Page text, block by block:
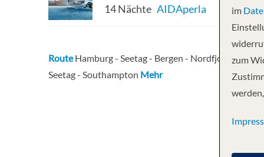
14 Nächte AIDAperla
RouteHamburg - Seetag - Bergen - Nordfjordeid -
Seetag - Southampton Mehr
im
zum